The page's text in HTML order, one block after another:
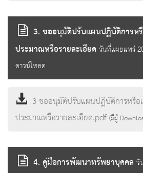
3. ขออนุมัติปรับแผนปฏิบัติการห
ประมาณหรือรายละเอียดวันที่แผยแพร่
ดาวน์โหลด
3 ขออนุมัติปรับแผนปฏิบัติการหรือ
ประมาณหรือรายละเอียด.pdf(มีผู้
4. คู่มือการพัฒนาทรัพยาบุคคล วั